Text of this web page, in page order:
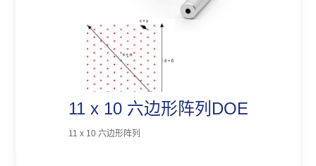
11 x 10 六边形阵列DOE
11 x 10 六边形阵列